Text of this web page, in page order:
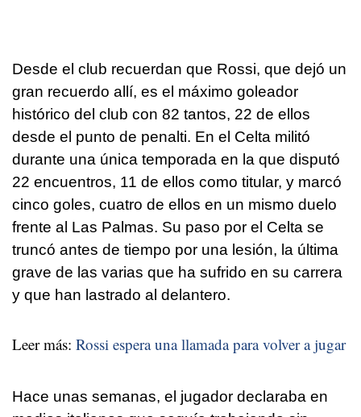
Desde el club recuerdan que Rossi, que dejó un
gran recuerdo allí, es el máximo goleador
histórico del club con 82 tantos, 22 de ellos
desde el punto de penalti. En el Celta militó
durante una única temporada en la que disputó
22 encuentros, 11 de ellos como titular, y marcó
cinco goles, cuatro de ellos en un mismo duelo
frente al Las Palmas. Su paso por el Celta se
truncó antes de tiempo por una lesión, la última
grave de las varias que ha sufrido en su carrera
y que han lastrado al delantero.
Leer más: Rossi espera una llamada para volver a jugar
Hace unas semanas, el jugador declaraba en